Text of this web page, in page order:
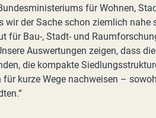
für Wohnen,
wir der Sache schon ziemlich
für Bau-, Stadt- und
Auswertungen zeigen, dass
die kompakte
für kurze Wege nachweisen –